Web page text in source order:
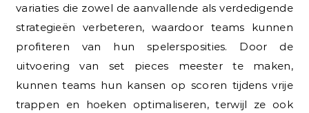
variaties die zowel de aanvallende als verdedigende
strategieën verbeteren, waardoor teams kunnen
profiteren van hun spelersposities. Door de
uitvoering van set pieces meester te maken,
kunnen teams hun kansen op scoren tijdens vrije
trappen en hoeken optimaliseren, terwijl ze ook